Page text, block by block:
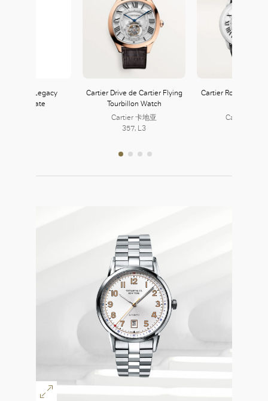
Star Legacy
Date
Cartier Drive de Cartier Flying
Tourbillon Watch
Cartier 卡地亚
357, L3
Cartier Ronde Solo
Cartier 卡地